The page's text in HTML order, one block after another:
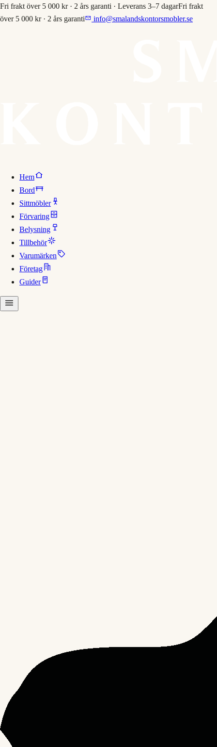
Fri frakt över 5 000 kr · 2 års garanti · Leverans 3–7 dagarFri frakt
över 5 000 kr · 2 års garanti
info@smalandskontorsmobler.se
Hem
Bord
Sittmöbler
Förvaring
Belysning
Tillbehör
Varumärken
Företag
Guider